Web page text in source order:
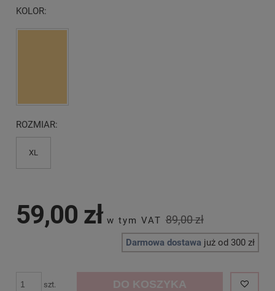
KOLOR:
ROZMIAR:
XL
59,00 zł 89,00 zł
Darmowa dostawa już od 300 zł
szt. DO KOSZYKA